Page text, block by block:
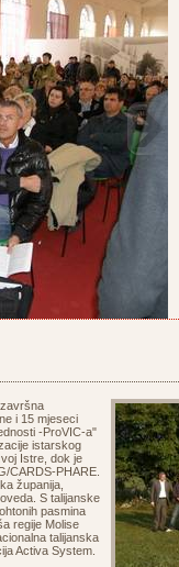
i 15 mjeseci
-ProVIC-a"
istarskog
Istre, dok je
CARDS-PHARE.
županija,
S talijanske
pasmina
regije Molise
talijanska
Activa System.